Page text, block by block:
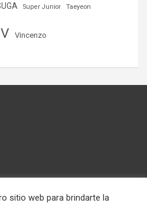
Super Junior Taeyeon
V Vincenzo
sitio web para brindarte la